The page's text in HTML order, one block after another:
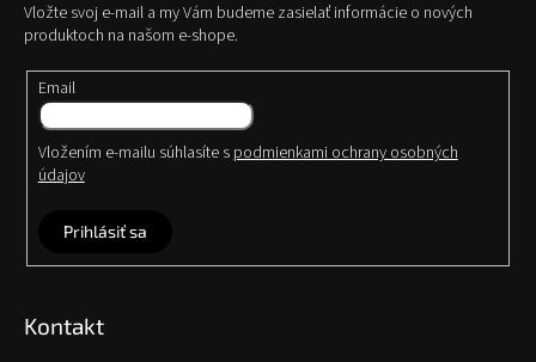
Vložte svoj e-mail a my Vám budeme zasielať informácie o nových
produktoch na našom e-shope.
Email
Vložením e-mailu súhlasíte s podmienkami ochrany osobných
údajov
Prihlásiť sa
Kontakt